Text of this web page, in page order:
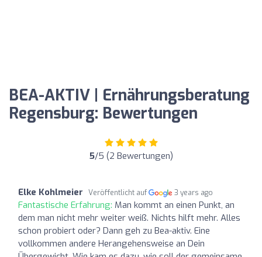
BEA-AKTIV | Ernährungsberatung
Regensburg: Bewertungen
5/5 (2 Bewertungen)
Elke Kohlmeier Veröffentlicht auf 3 years ago
Fantastische Erfahrung: Man kommt an einen Punkt, an
dem man nicht mehr weiter weiß. Nichts hilft mehr. Alles
schon probiert oder? Dann geh zu Bea-aktiv. Eine
vollkommen andere Herangehensweise an Dein